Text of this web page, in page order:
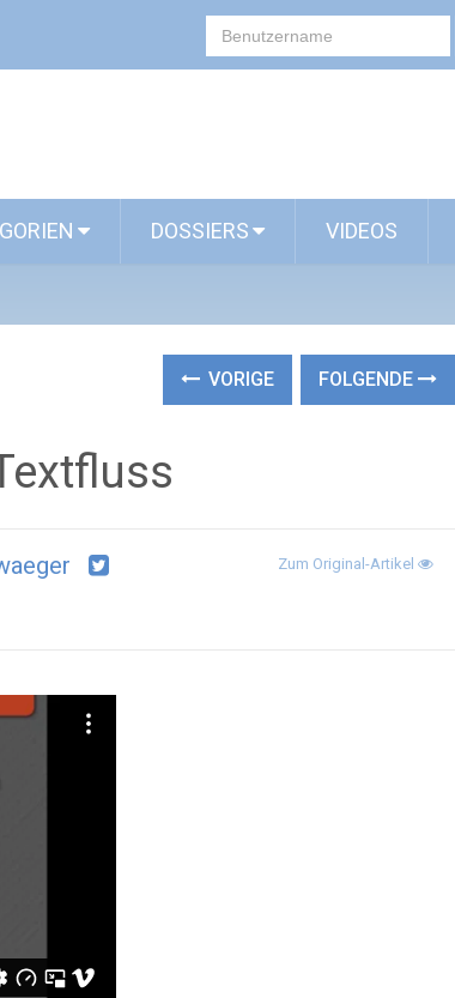
DOSSIERS VIDEOS
VORIGE FOLGENDE
Zum Original-Artikel